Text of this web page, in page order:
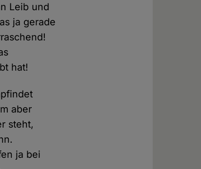
Leib und
ja gerade
hat!
aber
steht,
ja bei